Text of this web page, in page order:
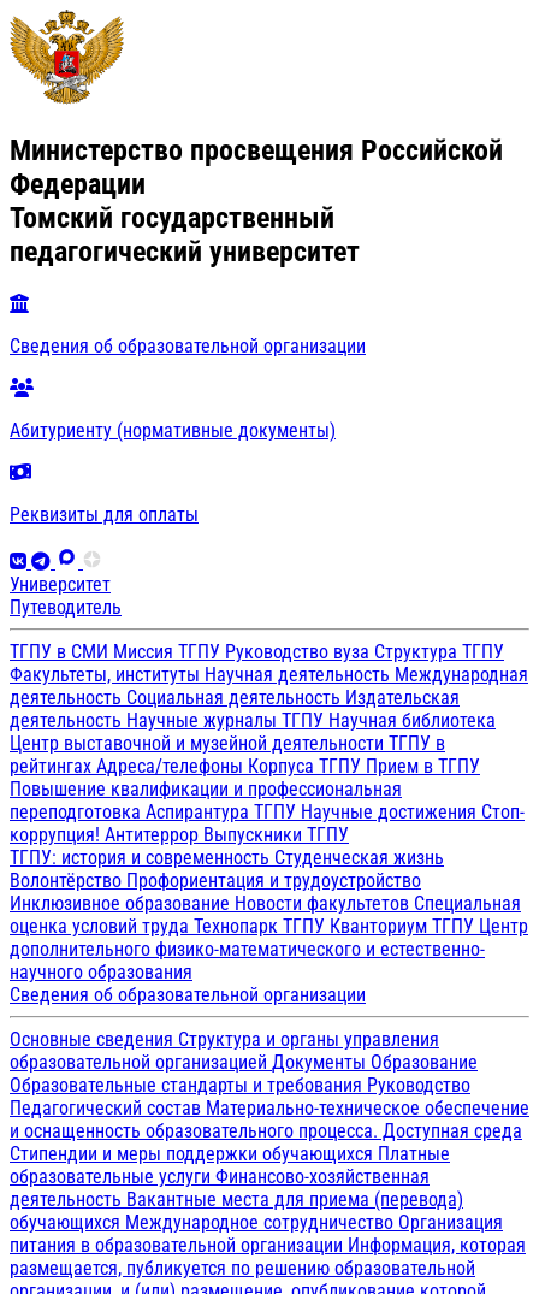
Министерство просвещения Российской
Федерации
Томский государственный
педагогический университет
Сведения об образовательной организации
Абитуриенту (нормативные документы)
Реквизиты для оплаты
Университет
Путеводитель
ТГПУ в СМИ Миссия ТГПУ Руководство вуза Структура ТГПУ
Факультеты, институты Научная деятельность Международная
деятельность Социальная деятельность Издательская
деятельность Научные журналы ТГПУ Научная библиотека
Центр выставочной и музейной деятельности ТГПУ в
рейтингах Адреса/телефоны Корпуса ТГПУ Прием в ТГПУ
Повышение квалификации и профессиональная
переподготовка Аспирантура ТГПУ Научные достижения Стоп-
коррупция! Антитеррор Выпускники ТГПУ
ТГПУ: история и современность Студенческая жизнь
Волонтёрство Профориентация и трудоустройство
Инклюзивное образование Новости факультетов Специальная
оценка условий труда Технопарк ТГПУ Кванториум ТГПУ Центр
дополнительного физико-математического и естественно-
научного образования
Сведения об образовательной организации
Основные сведения Структура и органы управления
образовательной организацией Документы Образование
Образовательные стандарты и требования Руководство
Педагогический состав Материально-техническое обеспечение
и оснащенность образовательного процесса. Доступная среда
Стипендии и меры поддержки обучающихся Платные
образовательные услуги Финансово-хозяйственная
деятельность Вакантные места для приема (перевода)
обучающихся Международное сотрудничество Организация
питания в образовательной организации Информация, которая
размещается, публикуется по решению образовательной